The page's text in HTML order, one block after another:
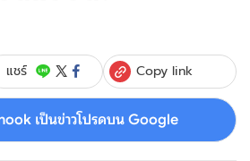
แชร์ Copy link
เป็นข่าวโปรดบน Google